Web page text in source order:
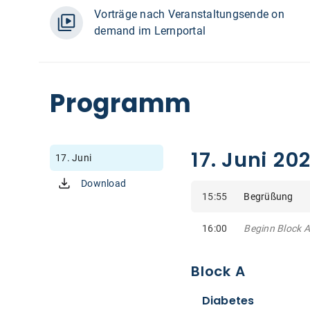
Vorträge nach Veranstaltungsende on
demand im Lernportal
Programm
17. Juni
Download
17. Juni
15:55 Begrüßung
16:00 Beginn Block A
Block A
Diabetes